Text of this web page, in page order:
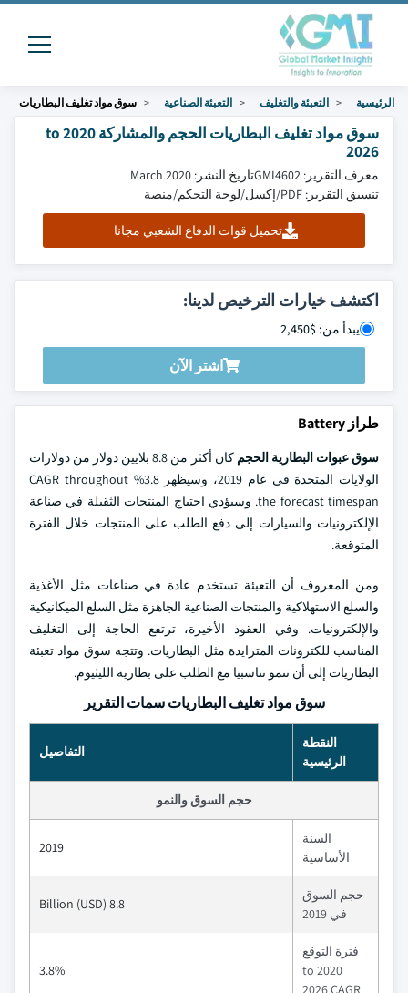
الرئيسية التعبئة والتغليف التعبئة الصناعية سوق مواد تغليف البطاريات
سوق مواد تغليف البطاريات الحجم والمشاركة 2020 to
2026
معرف التقرير: GMI4602
تاريخ النشر: March 2020
تنسيق التقرير: PDF/إكسل/لوحة التحكم/منصة
تحميل قوات الدفاع الشعبي مجانا
اكتشف خيارات الترخيص لدينا:
يبدأ من: $2,450
اشتر الآن
طراز Battery
سوق عبوات البطارية الحجم
كان أكثر من 8.8 بلايين دولار من دولارات
الولايات المتحدة في عام 2019، وسيظهر 3.8% CAGR throughout
the forecast timespan. وسيؤدي احتياج المنتجات الثقيلة في صناعة
الإلكترونيات والسيارات إلى دفع الطلب على المنتجات خلال الفترة
المتوقعة.
ومن المعروف أن التعبئة تستخدم عادة في صناعات مثل الأغذية
والسلع الاستهلاكية والمنتجات الصناعية الجاهزة مثل السلع الميكانيكية
والإلكترونيات. وفي العقود الأخيرة، ترتفع الحاجة إلى التغليف
المناسب للكترونات المتزايدة مثل البطاريات. وتتجه سوق مواد تعبئة
البطاريات إلى أن تنمو تناسبيا مع الطلب على بطارية الليثيوم.
سوق مواد تغليف البطاريات سمات التقرير
النقطة
الرئيسية
التفاصيل
حجم السوق والنمو
السنة
الأساسية
2019
حجم السوق
في 2019
8.8 Billion (USD)
فترة التوقع
2020 to
2026 CAGR
3.8%